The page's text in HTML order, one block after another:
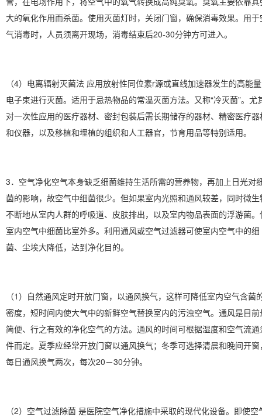
大的氧化作用而杀菌。使用灭菌灯时，关闭门窗，确保消毒效果。用于
气消毒时，人员须离开现场，消毒结束后20-30分钟方可进入。
（4）电离辐射灭菌法 应用放射性同位素r源或直线加速器发生的高能量
电子束进行灭菌。适用于忌热物品的常温灭菌方法。又称“冷灭菌”。尤
对一次性应用的医疗器材、密封包装后需长期储存的器材、精密医疗器
和仪器，以及移植和埋植的组织和人工器官，节育用品等特别适用。
3．空气净化空气本身缺乏细菌维持生活所需的营养物，再加上日光对
菌的影响，故空气中细菌很少。但如果室内光照和通风较差，同时微生
不断地从室内人群的呼吸道、皮肤排出，以及室内物品表面的浮游菌。
室内空气中细菌比室外多。利用通风或空气过滤器可使室内空气中的细
菌、尘埃大降低，达到净化目的。
（1）自然通风定时开放门窗，以通风换气，这样可降低室内空气含菌
密度，短时间内使大气中的新鲜空气替换室内的污浊空气。通风是目前
简便、行之有效的净化空气的方法。通风的时间可根据湿度和空气流通
件而定。夏季应经常开放门窗以通风换气；冬季可选择清晨和晚间开窗
每日通风换气两次，每次20－30分钟。
（2）空气过滤除菌 是医院空气净化措施中采取的现代化设备。即使空